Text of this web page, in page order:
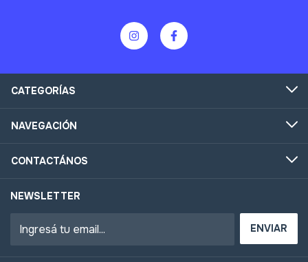
CATEGORÍAS
NAVEGACIÓN
CONTACTÁNOS
NEWSLETTER